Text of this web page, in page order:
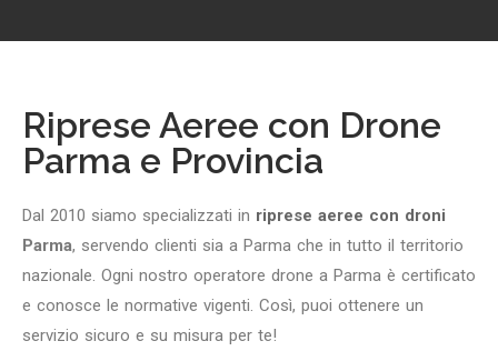
Riprese Aeree con Drone
Parma e Provincia
Dal 2010 siamo specializzati in riprese aeree con droni
Parma, servendo clienti sia a Parma che in tutto il territorio
nazionale. Ogni nostro operatore drone a Parma è certificato
e conosce le normative vigenti. Così, puoi ottenere un
servizio sicuro e su misura per te!